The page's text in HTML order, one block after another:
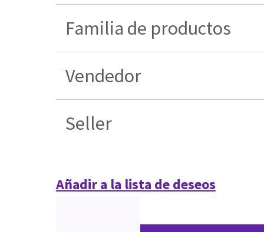
Familia de productos
Vendedor
Seller
Añadir a la lista de deseos